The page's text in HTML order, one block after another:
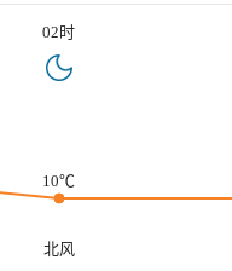
02时
10℃
北风